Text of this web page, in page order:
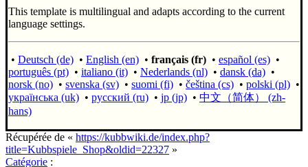
This template is multilingual and adapts according to the current
language settings.
• Deutsch (de) • English (en) • français (fr) • español (es) •
português (pt) • italiano (it) • Nederlands (nl) • dansk (da) •
norsk (no) • svenska (sv) • suomi (fi) • čeština (cs) • polski (pl) •
українська (uk) • русский (ru) • jp (jp) • 中文（简体）‎ (zh-
hans)
Récupérée de « https://kubbwiki.de/index.php?
title=Kubbspiele_Shop&oldid=22327 »
Catégorie :